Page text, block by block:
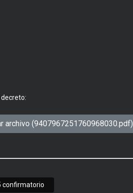
archivo (9407967251760968030.pdf)
confirmatorio